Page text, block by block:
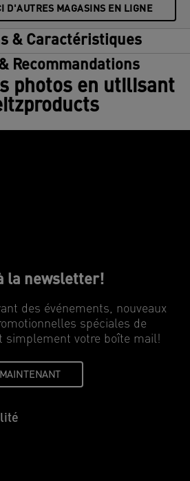
D'AUTRES MAGASINS EN LIGNE
& Caractéristiques
Recommandations
photos en utilisant
la newsletter!
des événements, nouveaux
spéciales de
simplement votre boîte mail!